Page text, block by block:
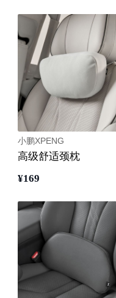
小鹏XPENG
高级舒适颈枕
¥169